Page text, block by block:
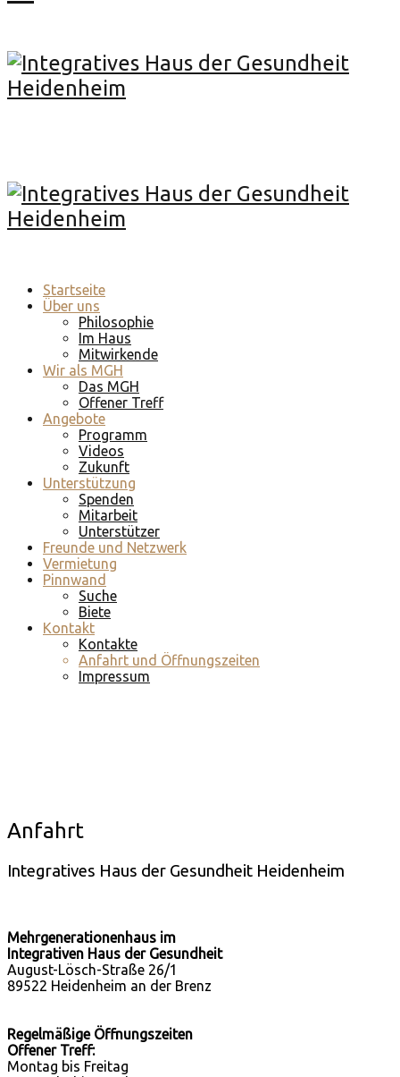
Startseite
Über uns
Philosophie
Im Haus
Mitwirkende
Wir als MGH
Das MGH
Offener Treff
Angebote
Programm
Videos
Zukunft
Unterstützung
Spenden
Mitarbeit
Unterstützer
Freunde und Netzwerk
Vermietung
Pinnwand
Suche
Biete
Kontakt
Kontakte
Anfahrt und Öffnungszeiten
Impressum
Anfahrt
Integratives Haus der Gesundheit Heidenheim
Mehrgenerationenhaus im
Integrativen Haus der Gesundheit
August-Lösch-Straße 26/1
89522 Heidenheim an der Brenz
Regelmäßige Öffnungszeiten
Offener Treff:
Montag bis Freitag